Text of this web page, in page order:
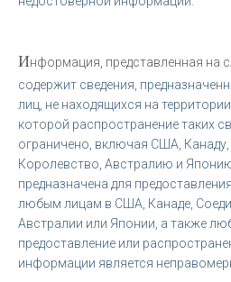
Информация, представленная на
содержит сведения,
лиц, не находящихся на
которой распространение таких
ограничено, включая США,
Королевство, Австралию и
предназначена для
любым лицам в США, Канаде,
Австралии или Японии, а также
предоставление или
информации является